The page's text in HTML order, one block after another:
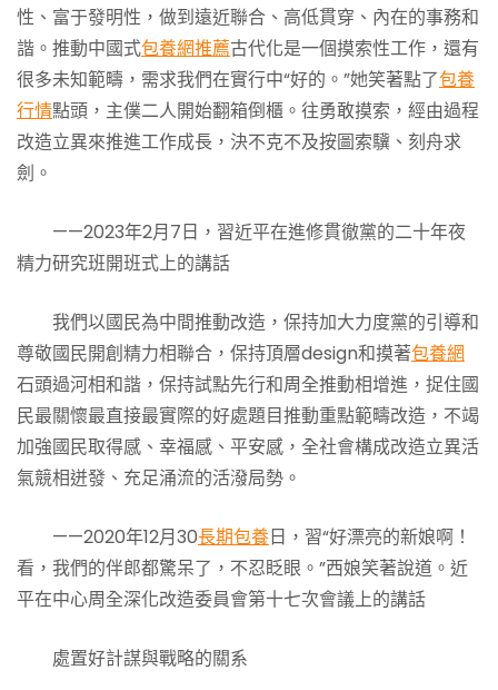
性、富于發明性，做到遠近聯合、高低貫穿、內在的事務和
諧。推動中國式包養網推薦古代化是一個摸索性工作，還有
很多未知範疇，需求我們在實行中“好的。”她笑著點了包養
行情點頭，主僕二人開始翻箱倒櫃。往勇敢摸索，經由過程
改造立異來推進工作成長，決不克不及按圖索驥、刻舟求
劍。
——2023年2月7日，習近平在進修貫徹黨的二十年夜
精力研究班開班式上的講話
我們以國民為中間推動改造，保持加大力度黨的引導和
尊敬國民開創精力相聯合，保持頂層design和摸著包養網
石頭過河相和諧，保持試點先行和周全推動相增進，捉住國
民最關懷最直接最實際的好處題目推動重點範疇改造，不竭
加強國民取得感、幸福感、平安感，全社會構成改造立異活
氣競相迸發、充足涌流的活潑局勢。
——2020年12月30長期包養日，習“好漂亮的新娘啊！
看，我們的伴郎都驚呆了，不忍眨眼。”西娘笑著說道。近
平在中心周全深化改造委員會第十七次會議上的講話
處置好計謀與戰略的關系